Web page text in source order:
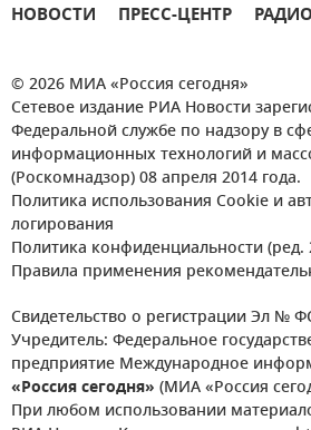
НОВОСТИ ПРЕСС-ЦЕНТР РАДИО
© 2026 МИА «Россия сегодня»
Сетевое издание РИА Новости
Федеральной службе по надзору в
информационных технологий и
(Роскомнадзор) 08 апреля 2014 года.
Политика использования Cookie и
логирования
Политика конфиденциальности (ред.
Правила применения
Свидетельство о регистрации Эл №
Учредитель: Федеральное
предприятие Международное
«Россия сегодня» (МИА «Россия
При любом использовании